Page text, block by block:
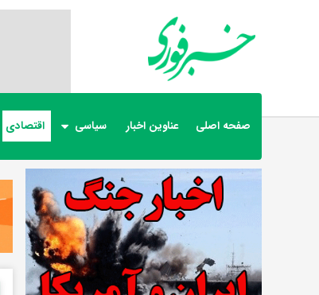
صفحه اصلی عناوین اخبار سیاسی اقتصادی